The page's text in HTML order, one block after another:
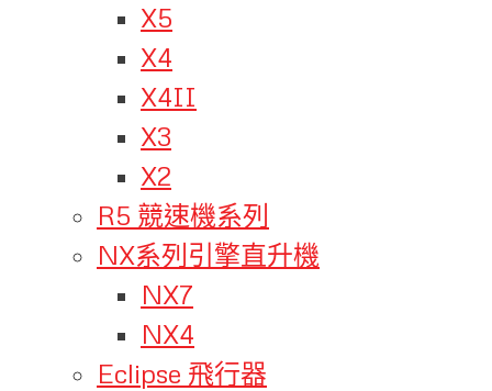
X5
X4
X4II
X3
X2
R5 競速機系列
NX系列引擎直升機
NX7
NX4
Eclipse 飛行器